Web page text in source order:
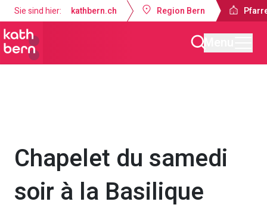
Sie sind hier: kathbern.ch Region Bern
Chapelet du samedi
soir à la Basilique